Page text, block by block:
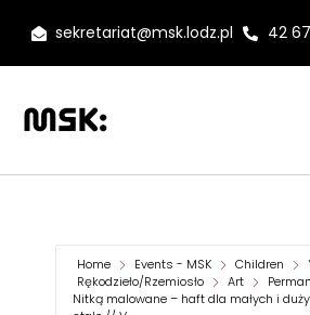
sekretariat@msk.lodz.pl 42
Home Events - MSK Children
Rękodzieło/Rzemiosło
Art
Nitką malowane – haft dla małych i